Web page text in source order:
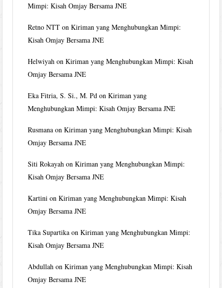
Mimpi: Kisah Omjay Bersama JNE
Retno NTT onKiriman yang Menghubungkan Mimpi:
Kisah Omjay Bersama JNE
Helwiyah onKiriman yang Menghubungkan Mimpi: Kisah
Omjay Bersama JNE
Eka Fitria, S. Si., M. Pd onKiriman yang
Menghubungkan Mimpi: Kisah Omjay Bersama JNE
Rusmana onKiriman yang Menghubungkan Mimpi: Kisah
Omjay Bersama JNE
Siti Rokayah onKiriman yang Menghubungkan Mimpi:
Kisah Omjay Bersama JNE
Kartini onKiriman yang Menghubungkan Mimpi: Kisah
Omjay Bersama JNE
Tika Supartika onKiriman yang Menghubungkan Mimpi:
Kisah Omjay Bersama JNE
Abdullah onKiriman yang Menghubungkan Mimpi: Kisah
Omjay Bersama JNE